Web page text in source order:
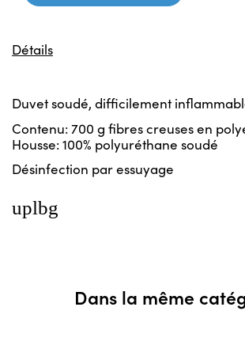
Détails
Duvet soudé, difficilement
Contenu: 700 g fibres creuses en
Housse: 100% polyuréthane soudé
Désinfection par essuyage
uplbg
Dans la même